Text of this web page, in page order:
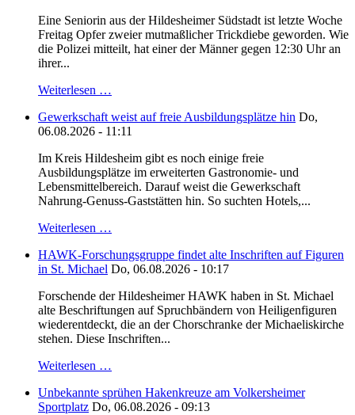
Eine Seniorin aus der Hildesheimer Südstadt ist letzte Woche
Freitag Opfer zweier mutmaßlicher Trickdiebe geworden. Wie
die Polizei mitteilt, hat einer der Männer gegen 12:30 Uhr an
ihrer...
Weiterlesen …
Gewerkschaft weist auf freie Ausbildungsplätze hin Do,
06.08.2026 - 11:11
Im Kreis Hildesheim gibt es noch einige freie
Ausbildungsplätze im erweiterten Gastronomie- und
Lebensmittelbereich. Darauf weist die Gewerkschaft
Nahrung-Genuss-Gaststätten hin. So suchten Hotels,...
Weiterlesen …
HAWK-Forschungsgruppe findet alte Inschriften auf Figuren
in St. Michael Do, 06.08.2026 - 10:17
Forschende der Hildesheimer HAWK haben in St. Michael
alte Beschriftungen auf Spruchbändern von Heiligenfiguren
wiederentdeckt, die an der Chorschranke der Michaeliskirche
stehen. Diese Inschriften...
Weiterlesen …
Unbekannte sprühen Hakenkreuze am Volkersheimer
Sportplatz Do, 06.08.2026 - 09:13